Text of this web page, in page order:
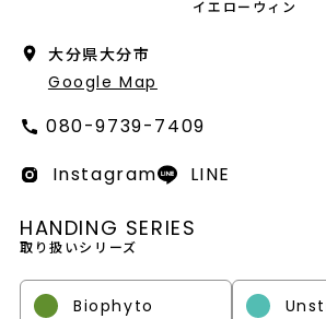
お問い合わせ
イエローウィン
大分県大分市
Google Map
080-9739-7409
Instagram
LINE
HANDING SERIES
取り扱いシリーズ
Biophyto